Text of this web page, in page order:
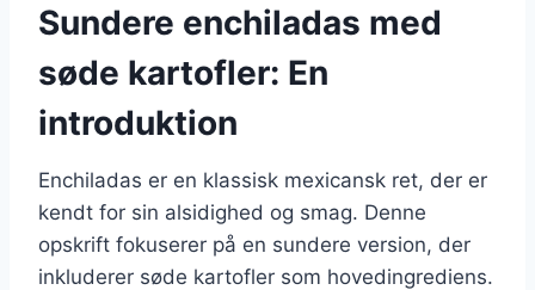
Sundere enchiladas med
søde kartofler: En
introduktion
Enchiladas er en klassisk mexicansk ret, der er
kendt for sin alsidighed og smag. Denne
opskrift fokuserer på en sundere version, der
inkluderer søde kartofler som hovedingrediens.